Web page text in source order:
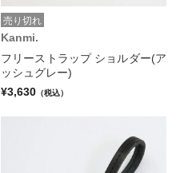
売り切れ
Kanmi.
フリーストラップ ショルダー(ア
ッシュグレー)
¥3,630 （税込）